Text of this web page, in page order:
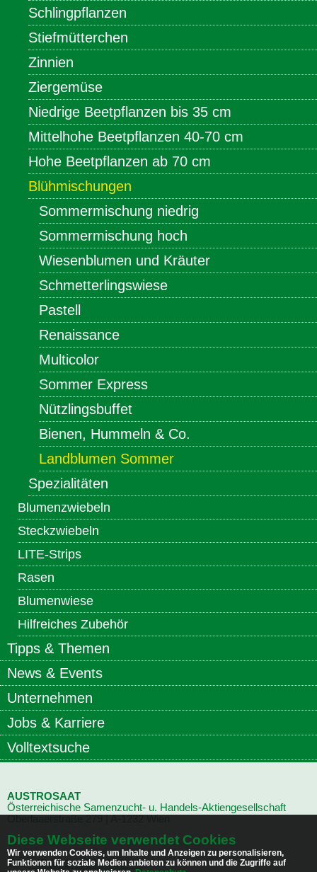
Schlingpflanzen
Stiefmütterchen
Zinnien
Ziergemüse
Niedrige Beetpflanzen bis 35 cm
Mittelhohe Beetpflanzen 40-70 cm
Hohe Beetpflanzen ab 70 cm
Blühmischungen
Sommermischung niedrig
Sommermischung hoch
Wiesenblumen und Kräuter
Schmetterlingswiese
Pastell
Renaissance
Multicolor
Sommer Express
Nützlingsbuffet
Bienen, Hummeln & Co.
Landblumen Sommer
Spezialitäten
Blumenzwiebeln
Steckzwiebeln
LITE-Strips
Rasen
Blumenwiese
Hilfreiches Zubehör
Tipps & Themen
News & Events
Unternehmen
Jobs & Karriere
Volltextsuche
AUSTROSAAT
Österreichische Samenzucht- u. Handels-Aktiengesellschaft
Oberlaaerstraße279 | A-1232 Wien
Tel.:+43 (0) 1 - 616 70 23 – 0
Diese Webseite verwendet Cookies
Wir verwenden Cookies, um Inhalte und Anzeigen zu personalisieren,
Funktionen für soziale Medien anbieten zu können und die Zugriffe auf